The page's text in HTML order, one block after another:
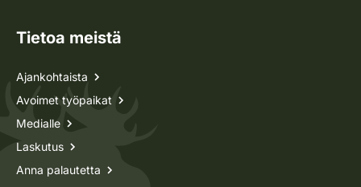
Tietoa meistä
Ajankohtaista
Avoimet työpaikat
Medialle
Laskutus
Anna palautetta